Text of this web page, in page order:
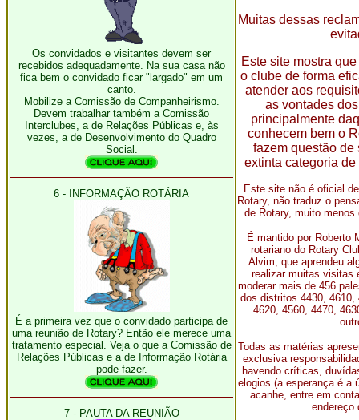
Os convidados e visitantes devem ser
recebidos adequadamente. Na sua casa não
fica bem o convidado ficar "largado" em um
canto.
Mobilize a Comissão de Companheirismo.
Devem trabalhar também a Comissão
Interclubes, a de Relações Públicas e, às
vezes, a de Desenvolvimento do Quadro
Social.
6 - INFORMAÇÃO ROTÁRIA
É a primeira vez que o convidado participa de
uma reunião de Rotary? Então ele merece uma
tratamento especial. Veja o que a Comissão de
Relações Públicas e a de Informação Rotária
pode fazer.
7 - PAUTA DA REUNIÃO
Muitas dessas
Este site mostra
o clube de forma
atender aos
as vontades
principalmente
conhecem bem o
fazem questão de
extinta categoria
Este site não é oficial
Rotary, não traduz o
de Rotary, muito
É mantido por Roberto
rotariano do Rotary
Alvim, que aprendeu
realizar muitas visitas
moderar mais de 456
dos distritos 4430, 4610,
4620, 4560, 4470,
Todas as matérias
exclusiva
havendo críticas,
elogios (a esperança é a
acanhe, entre em
endereço